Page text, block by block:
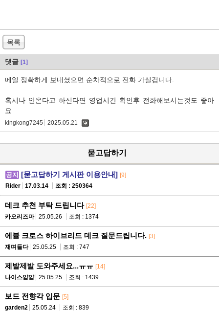
목록
댓글 [1]
메일 정확하게 보내셨으면 순차적으로 전화 가실겁니다.
혹시나 안온다고 하신다면 영업시간 확인후 전화해보시는것도 좋아
요
kingkong7245 2025.05.21
묻고답하기
공지 [묻고답하기 게시판 이용안내] [9]
Rider
17.03.14 조회 : 250364
데크 추천 부탁 드립니다 [22]
카오리즈마
25.05.26 조회 : 1374
에뷸 크로스 하이브리드 데크 질문드립니다. [3]
재며들다
25.05.25 조회 : 747
제발제발 도와주세요...ㅠㅠ [14]
나이스얌얌
25.05.25 조회 : 1439
보드 전향각 입문 [5]
garden2
25.05.24 조회 : 839